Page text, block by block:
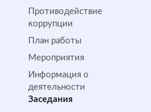
Противодействие
коррупции
План работы
Мероприятия
Информация о
деятельности
Заседания